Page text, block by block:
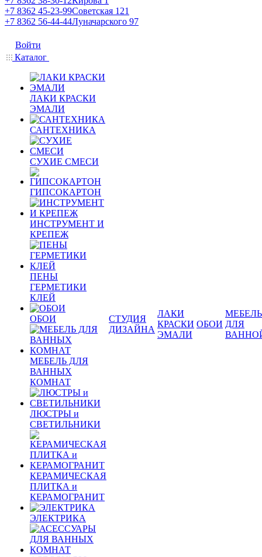
+7 8362 45-23-99Советская 121
+7 8362 56-44-44Луначарского 97
Войти
Каталог
ЛАКИ КРАСКИ
ЭМАЛИ
САНТЕХНИКА
СУХИЕ СМЕСИ
ГИПСОКАРТОН
ИНСТРУМЕНТ И
КРЕПЕЖ
ПЕНЫ
ГЕРМЕТИКИ
КЛЕЙ
ОБОИ
МЕБЕЛЬ ДЛЯ
ВАННЫХ
КОМНАТ
ЛЮСТРЫ и
СВЕТИЛЬНИКИ
КЕРАМИЧЕСКАЯ
ПЛИТКА и
КЕРАМОГРАНИТ
ЭЛЕКТРИКА
СТУДИЯ
ДИЗАЙНА
ЛАКИ
КРАСКИ
ЭМАЛИ
ОБОИ
МЕБЕЛЬ
ДЛЯ